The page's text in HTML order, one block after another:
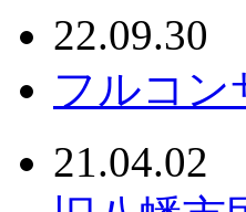
22.09.30
フルコン
21.04.02